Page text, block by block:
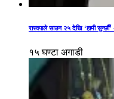
रास्वपाले साउन २५ देखि ‘हामी
१५ घण्टा अगाडी